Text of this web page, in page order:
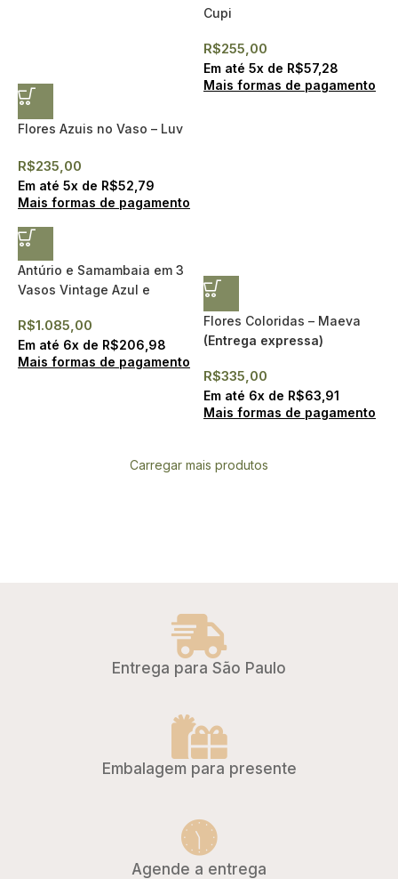
Flores Azuis no Vaso – Luv
R$235,00
Em até 5x de R$52,79
Mais formas de pagamento
Cupi
R$255,00
Em até 5x de R$57,28
Mais formas de pagamento
Antúrio e Samambaia em 3
Vasos Vintage Azul e
R$1.085,00
Em até 6x de R$206,98
Mais formas de pagamento
Flores Coloridas – Maeva
(Entrega expressa)
R$335,00
Em até 6x de R$63,91
Mais formas de pagamento
Carregar mais produtos
Entrega para São Paulo
Embalagem para presente
Agende a entrega